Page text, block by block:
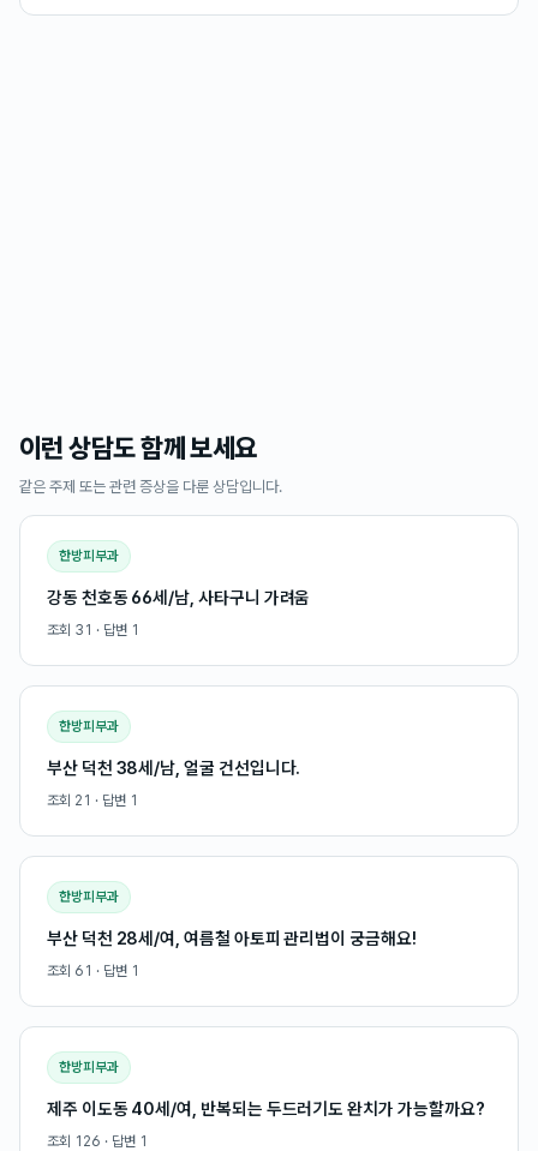
이런 상담도 함께 보세요
같은 주제 또는 관련 증상을 다룬 상담입니다.
한방피부과
강동 천호동 66세/남, 사타구니 가려움
조회 31 · 답변 1
한방피부과
부산 덕천 38세/남, 얼굴 건선입니다.
조회 21 · 답변 1
한방피부과
부산 덕천 28세/여, 여름철 아토피 관리법이 궁금해요!
조회 61 · 답변 1
한방피부과
제주 이도동 40세/여, 반복되는 두드러기도 완치가 가능할까요?
조회 126 · 답변 1